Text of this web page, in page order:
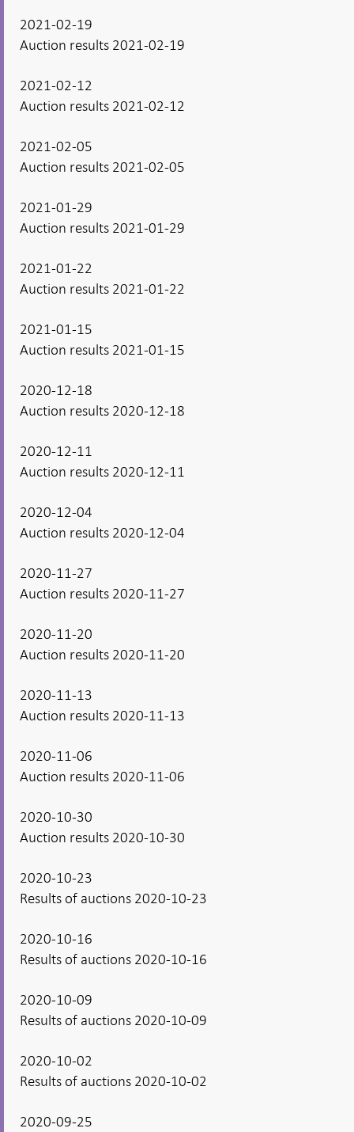
2021-02-19
Auction results 2021-02-19
2021-02-12
Auction results 2021-02-12
2021-02-05
Auction results 2021-02-05
2021-01-29
Auction results 2021-01-29
2021-01-22
Auction results 2021-01-22
2021-01-15
Auction results 2021-01-15
2020-12-18
Auction results 2020-12-18
2020-12-11
Auction results 2020-12-11
2020-12-04
Auction results 2020-12-04
2020-11-27
Auction results 2020-11-27
2020-11-20
Auction results 2020-11-20
2020-11-13
Auction results 2020-11-13
2020-11-06
Auction results 2020-11-06
2020-10-30
Auction results 2020-10-30
2020-10-23
Results of auctions 2020-10-23
2020-10-16
Results of auctions 2020-10-16
2020-10-09
Results of auctions 2020-10-09
2020-10-02
Results of auctions 2020-10-02
2020-09-25